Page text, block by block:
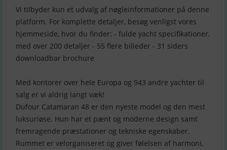
Vi tilbyder kun et udvalg af nøgleinformationer på denne
platform. For komplette detaljer, besøg venligst vores
hjemmeside, hvor du finder: - fulde yacht specifikationer,
med over 200 detaljer - 55 flere billeder - 31 siders
downloadbar brochure
Med kontorer over hele Europa og 943 andre yachter til
salg er vi aldrig langt væk!
Dufour Catamaran 48 er den nyeste model og den mest
luksuriøse. Hun har et pænt og moderne design samt
fremragende præstationer og tekniske egenskaber.
Rummet er velorganiseret og giver følelsen af harmoni,